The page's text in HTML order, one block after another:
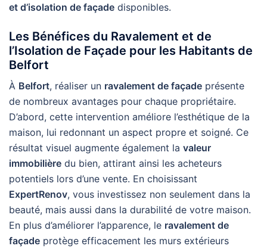
et d’isolation de façade disponibles.
Les Bénéfices du Ravalement et de
l’Isolation de Façade pour les Habitants de
Belfort
À Belfort, réaliser un ravalement de façade présente
de nombreux avantages pour chaque propriétaire.
D’abord, cette intervention améliore l’esthétique de la
maison, lui redonnant un aspect propre et soigné. Ce
résultat visuel augmente également la valeur
immobilière du bien, attirant ainsi les acheteurs
potentiels lors d’une vente. En choisissant
ExpertRenov, vous investissez non seulement dans la
beauté, mais aussi dans la durabilité de votre maison.
En plus d’améliorer l’apparence, le ravalement de
façade protège efficacement les murs extérieurs